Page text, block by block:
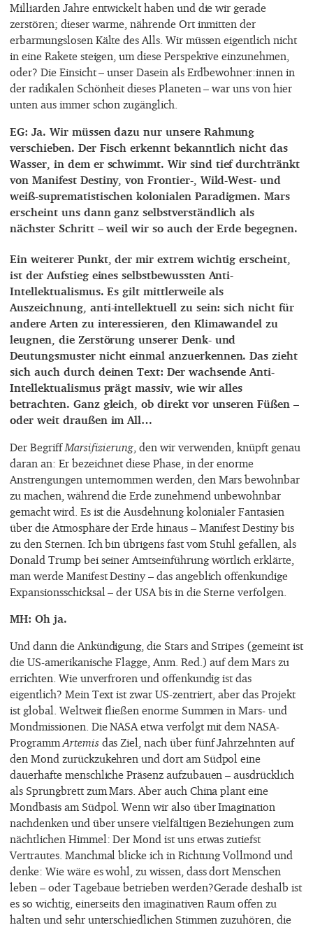
Milliarden Jahre entwickelt haben und die wir gerade
zerstören; dieser warme, nährende Ort inmitten der
erbarmungslosen Kälte des Alls. Wir müssen eigentlich nicht
in eine Rakete steigen, um diese Perspektive einzunehmen,
oder? Die Einsicht – unser Dasein als Erdbewohner:innen in
der radikalen Schönheit dieses Planeten – war uns von hier
unten aus immer schon zugänglich.
EG: Ja. Wir müssen dazu nur unsere Rahmung
verschieben. Der Fisch erkennt bekanntlich nicht das
Wasser, in dem er schwimmt. Wir sind tief durchtränkt
von Manifest Destiny, von Frontier-, Wild-West- und
weiß-suprematistischen kolonialen Paradigmen. Mars
erscheint uns dann ganz selbstverständlich als
nächster Schritt – weil wir so auch der Erde begegnen.
Ein weiterer Punkt, der mir extrem wichtig erscheint,
ist der Aufstieg eines selbstbewussten Anti-
Intellektualismus. Es gilt mittlerweile als
Auszeichnung, anti-intellektuell zu sein: sich nicht für
andere Arten zu interessieren, den Klimawandel zu
leugnen, die Zerstörung unserer Denk- und
Deutungsmuster nicht einmal anzuerkennen. Das zieht
sich auch durch deinen Text: Der wachsende Anti-
Intellektualismus prägt massiv, wie wir alles
betrachten. Ganz gleich, ob direkt vor unseren Füßen –
oder weit draußen im All…
Der Begriff Marsifizierung , den wir verwenden, knüpft genau
daran an: Er bezeichnet diese Phase, in der enorme
Anstrengungen unternommen werden, den Mars bewohnbar
zu machen, während die Erde zunehmend unbewohnbar
gemacht wird. Es ist die Ausdehnung kolonialer Fantasien
über die Atmosphäre der Erde hinaus – Manifest Destiny bis
zu den Sternen. Ich bin übrigens fast vom Stuhl gefallen, als
Donald Trump bei seiner Amtseinführung wörtlich erklärte,
man werde Manifest Destiny – das angeblich offenkundige
Expansionsschicksal – der USA bis in die Sterne verfolgen.
MH: Oh ja.
Und dann die Ankündigung, die Stars and Stripes (gemeint ist
die US-amerikanische Flagge, Anm. Red.) auf dem Mars zu
errichten. Wie unverfroren und offenkundig ist das
eigentlich? Mein Text ist zwar US-zentriert, aber das Projekt
ist global. Weltweit fließen enorme Summen in Mars- und
Mondmissionen. Die NASA etwa verfolgt mit dem NASA-
ProgrammArtemis das Ziel, nach über fünf Jahrzehnten auf
den Mond zurückzukehren und dort am Südpol eine
dauerhafte menschliche Präsenz aufzubauen – ausdrücklich
als Sprungbrett zum Mars. Aber auch China plant eine
Mondbasis am Südpol. Wenn wir also über Imagination
nachdenken und über unsere vielfältigen Beziehungen zum
nächtlichen Himmel: Der Mond ist uns etwas zutiefst
Vertrautes. Manchmal blicke ich in Richtung Vollmond und
denke: Wie wäre es wohl, zu wissen, dass dort Menschen
leben – oder Tagebaue betrieben werden?Gerade deshalb ist
es so wichtig, einerseits den imaginativen Raum offen zu
halten und sehr unterschiedlichen Stimmen zuzuhören, die